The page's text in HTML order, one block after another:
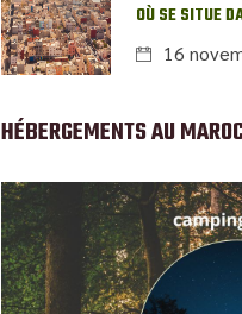
OÙ SE SITUE
16
HÉBERGEMENTS AU